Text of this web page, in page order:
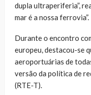
dupla ultraperiferia”,
mar é a nossa ferrovia”.
Durante o encontro
europeu, destacou-se
aeroportuárias de
versão da política de
(RTE-T).